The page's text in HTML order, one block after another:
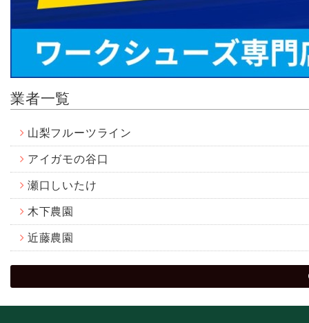
業者一覧
山梨フルーツライン
アイガモの谷口
瀬口しいたけ
木下農園
近藤農園